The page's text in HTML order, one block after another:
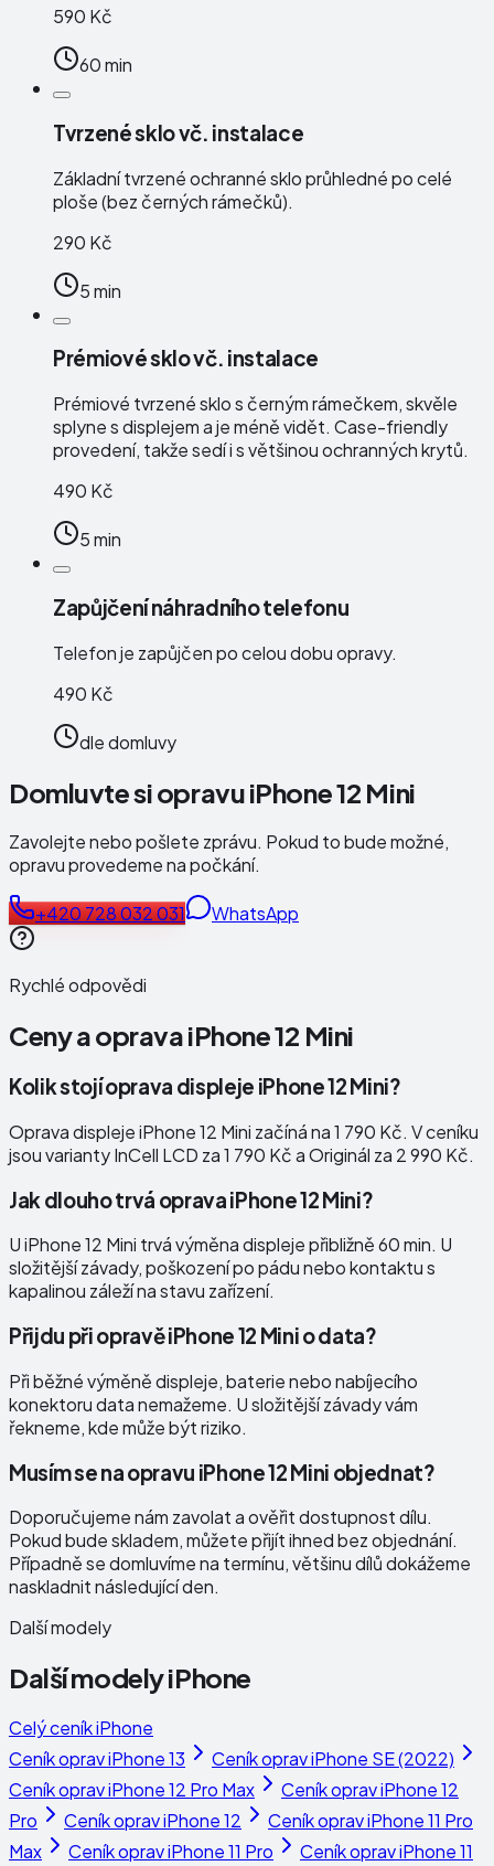
590 Kč
60 min
Tvrzené sklo vč. instalace
Základní tvrzené ochranné sklo průhledné po celé
ploše (bez černých rámečků).
290 Kč
5 min
Prémiové sklo vč. instalace
Prémiové tvrzené sklo s černým rámečkem, skvěle
splyne s displejem a je méně vidět. Case-friendly
provedení, takže sedí i s většinou ochranných krytů.
490 Kč
5 min
Zapůjčení náhradního telefonu
Telefon je zapůjčen po celou dobu opravy.
490 Kč
dle domluvy
Domluvte si opravu iPhone 12 Mini
Zavolejte nebo pošlete zprávu. Pokud to bude možné,
opravu provedeme na počkání.
+420 728 032 031 WhatsApp
Rychlé odpovědi
Ceny a opravaiPhone 12 Mini
Kolik stojí oprava displeje iPhone 12 Mini?
Oprava displeje iPhone 12 Mini začíná na 1 790 Kč. V ceníku
jsou varianty InCell LCD za 1 790 Kč a Originál za 2 990 Kč.
Jak dlouho trvá oprava iPhone 12 Mini?
U iPhone 12 Mini trvá výměna displeje přibližně 60 min. U
složitější závady, poškození po pádu nebo kontaktu s
kapalinou záleží na stavu zařízení.
Přijdu při opravě iPhone 12 Mini o data?
Při běžné výměně displeje, baterie nebo nabíjecího
konektoru data nemažeme. U složitější závady vám
řekneme, kde může být riziko.
Musím se na opravu iPhone 12 Mini objednat?
Doporučujeme nám zavolat a ověřit dostupnost dílu.
Pokud bude skladem, můžete přijít ihned bez objednání.
Případně se domluvíme na termínu, většinu dílů dokážeme
naskladnit následující den.
Další modely
Další modelyiPhone
Celý ceníkiPhone
Ceník opraviPhone 13 Ceník opraviPhone SE (2022)
Ceník opraviPhone 12 Pro Max Ceník opraviPhone 12
Pro
Ceník opraviPhone 12 Ceník opraviPhone 11 Pro
Max
Ceník opraviPhone 11 Pro Ceník opraviPhone 11